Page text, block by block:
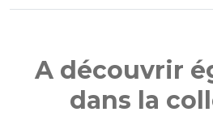
A découvrir
dans la